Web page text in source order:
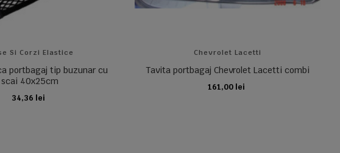
Si Corzi Elastice
portbagaj tip buzunar cu
scai 40x25cm
34,36 lei
ADAUGA IN COS
Chevrolet Lacetti
Tavita portbagaj Chevrolet Lacetti combi
161,00 lei
ADAUGA IN COS